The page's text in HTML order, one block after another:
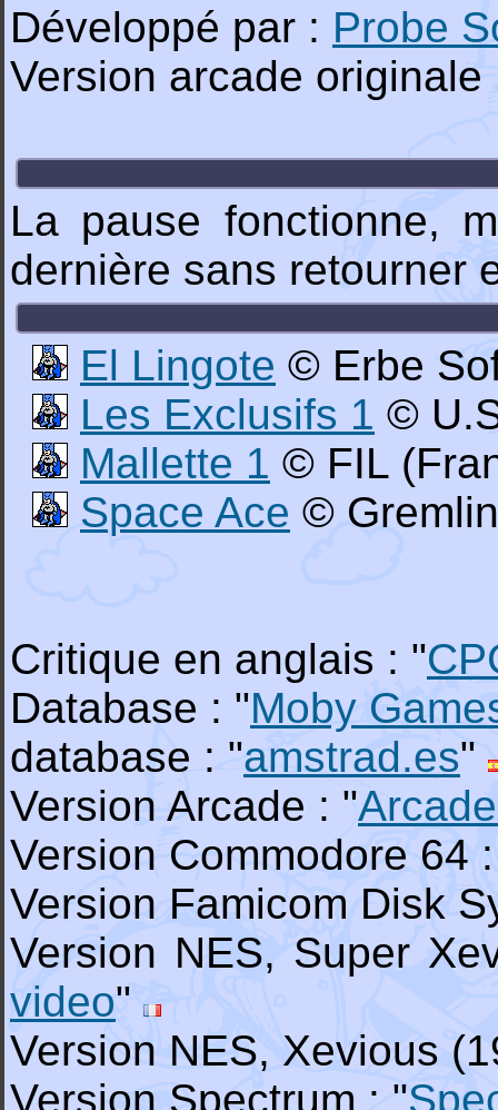
Développé par : Probe
Version arcade
La pause fonctionne,
dernière sans retourner
El Lingote © Erbe
Les Exclusifs 1 ©
Mallette 1 © FIL
Space Ace ©
Critique en anglais : "
Database : "Moby
database : "amstrad.es"
Version Arcade : "
Version Commodore 64
Version Famicom Disk
Version NES, Super
video"
Version NES, Xevious
Version Spectrum : "